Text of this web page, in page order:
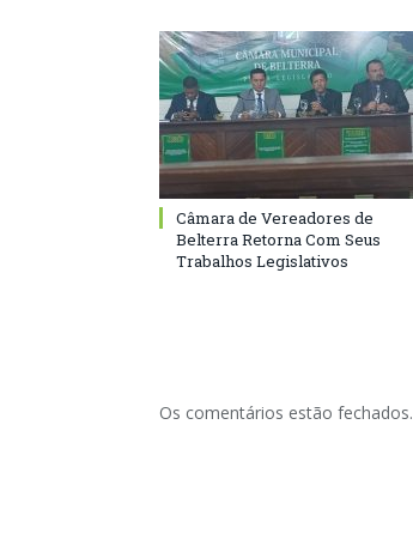
Câmara de Vereadores de
Belterra Retorna Com Seus
Trabalhos Legislativos
Os comentários estão fechados.